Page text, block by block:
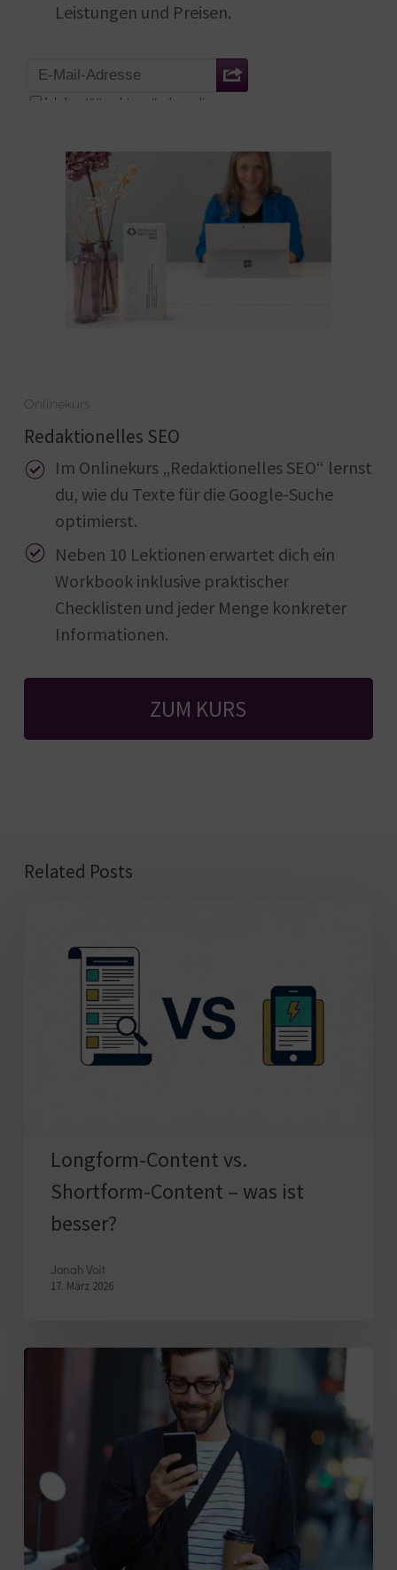
Leistungen und Preisen.
Onlinekurs
Redaktionelles SEO
Im Onlinekurs „Redaktionelles SEO“ lernst
du, wie du Texte für die Google-Suche
optimierst.
Neben 10 Lektionen erwartet dich ein
Workbook inklusive praktischer
Checklisten und jeder Menge konkreter
Informationen.
ZUM KURS
Related Posts
Shortform-
Longform-Content vs.
Shortform-Content – was ist
besser?
Jonah Voit
17. März 2026
Unternehmensstark:
sich